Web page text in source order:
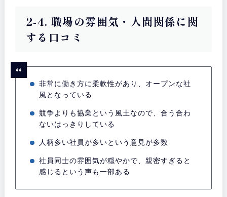
2-4. 職場の雰囲気・人間関係に関
する口コミ
非常に働き方に柔軟性があり、オープンな社
風となっている
競争よりも協業という風土なので、合う合わ
ないはっきりしている
人柄多い社員が多いという意見が多数
社員同士の雰囲気が穏やかで、親密すぎると
感じるという声も一部ある